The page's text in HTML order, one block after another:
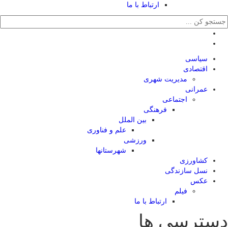
ارتباط با ما
سیاسی
اقتصادی
مدیریت شهری
عمرانی
اجتماعی
فرهنگی
بین الملل
علم و فناوری
ورزشی
شهرستانها
کشاورزی
نسل سازندگی
عکس
فیلم
ارتباط با ما
دسترسی ها